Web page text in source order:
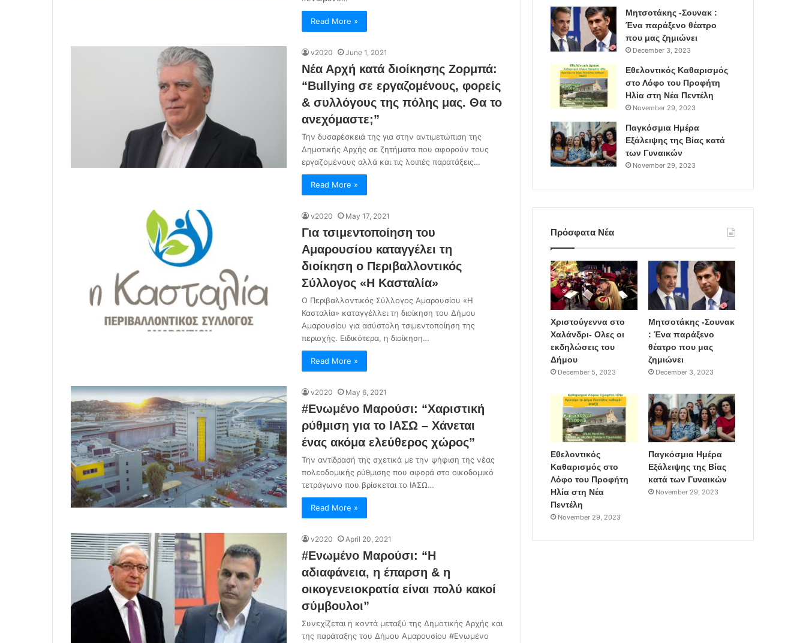
Read More »
v2020 June 1, 2021
Νέα Αρχή κατά διοίκησης Ζορμπά:
“Bullying σε εργαζομένους, φορείς
& συλλόγους της πόλης μας. Θα το
ανεχόμαστε;”
Την δυσαρέσκειά της για στην αντιμετώπιση της
Δημοτικής Αρχής σε ζητήματα που αφορούν τους
εργαζομένους αλλά και τις λοιπές παρατάξεις…
Read More »
v2020 May 17, 2021
Για τσιμεντοποίηση του
Αμαρουσίου καταγγέλει τη
διοίκηση ο Περιβαλλοντικός
Σύλλογος «Η Κασταλία»
Ο Περιβαλλοντικός Σύλλογος Αμαρουσίου «Η
Κασταλία» καταγγέλλει τη διοίκηση του Δήμου
Αμαρουσίου για ασύστολη τσιμεντοποίηση της
περιοχής. Ειδικότερα, η διοίκηση…
Read More »
v2020 May 6, 2021
#Ενωμένο Μαρούσι: “Χαριστική
ρύθμιση για το ΙΑΣΩ – Χάνεται
ένας ακόμα ελεύθερος χώρος”
Την αντίδρασή της σχετικά με την ψήφιση της νέας
πολεοδομικής ρύθμισης που αφορά στο οικοδομικό
τετράγωνο που βρίσκεται το ΙΑΣΩ…
Read More »
v2020 April 20, 2021
#Ενωμένο Μαρούσι: “Η
αδιαφάνεια, η έπαρση & η
οικογενειοκρατία είναι πολύ κακοί
σύμβουλοι”
Συνεχίζεται η κοντά μεταξύ της Δημοτικής Αρχής και
της παράταξης του Δήμου Αμαρουσίου #Ενωμένο
Μητσοτάκης -Σουνακ :
Ένα παράξενο θέατρο
που μας ζημιώνει
December 3, 2023
Εθελοντικός Καθαρισμός
στο Λόφο του Προφήτη
Ηλία στη Νέα Πεντέλη
November 29, 2023
Παγκόσμια Ημέρα
Εξάλειψης της Βίας κατά
των Γυναικών
November 29, 2023
Πρόσφατα Νέα
Χριστούγεννα στο
Χαλάνδρι- Ολες οι
εκδηλώσεις του
Δήμου
December 5, 2023
Μητσοτάκης -Σουνακ
: Ένα παράξενο
θέατρο που μας
ζημιώνει
December 3, 2023
Εθελοντικός
Καθαρισμός στο
Λόφο του Προφήτη
Ηλία στη Νέα
Πεντέλη
November 29, 2023
Παγκόσμια Ημέρα
Εξάλειψης της Βίας
κατά των Γυναικών
November 29, 2023